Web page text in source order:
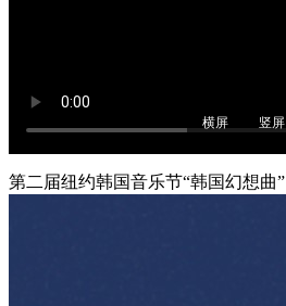
横屏 竖屏
第二届纽约韩国音乐节“韩国幻想曲”